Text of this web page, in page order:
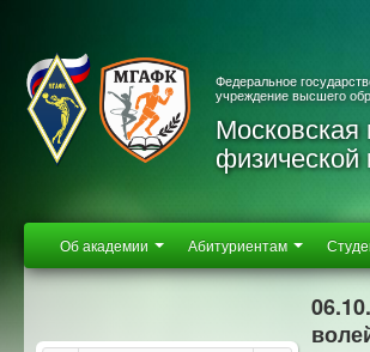
Федеральное
учреждение высшего
Московская
физической
Об академии Абитуриентам